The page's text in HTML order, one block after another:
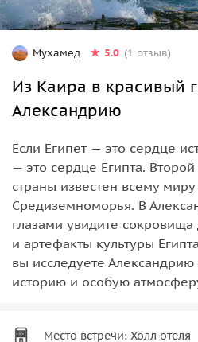
Мухамед 5.0 (1 отзыв)
Из Каира в красивый
Александрию
Если Египет — это сердце
— это сердце Египта.
страны известен всему
Средиземноморья. В
глазами увидите
и артефакты культуры
вы исследуете Александрию
историю и особую
Место встречи: Холл отеля